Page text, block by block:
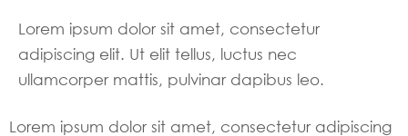
Lorem ipsum dolor sit amet, consectetur
adipiscing elit. Ut elit tellus, luctus nec
ullamcorper mattis, pulvinar dapibus leo.
Lorem ipsum dolor sit amet, consectetur adipiscing